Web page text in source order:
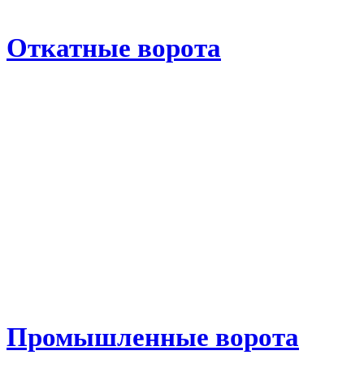
Откатные ворота
Промышленные ворота